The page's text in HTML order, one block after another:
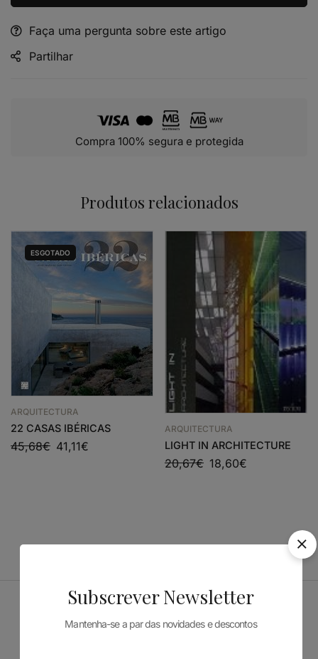
Alternative:
Faça uma pergunta sobre este artigo
Partilhar
Compra 100% segura e protegida
Produtos relacionados
ESGOTADO
ARQUITECTURA
22 CASAS IBÉRICAS
45,68€ 41,11€
ARQUITECTURA
LIGHT IN ARCHITECTURE
20,67€ 18,60€
Patrocinadores
Subscrever Newsletter
Mantenha-se a par das novidades e descontos